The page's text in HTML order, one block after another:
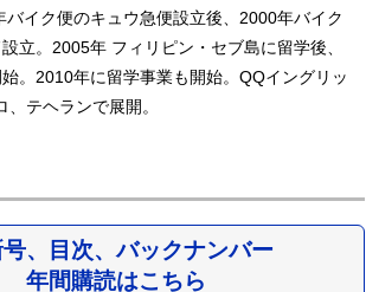
バイク便のキュウ急便設立後、2000年バイク
立。2005年 フィリピン・セブ島に留学後、
。2010年に留学事業も開始。QQイングリッ
テヘランで展開。
、目次、バックナンバー
年間購読はこちら